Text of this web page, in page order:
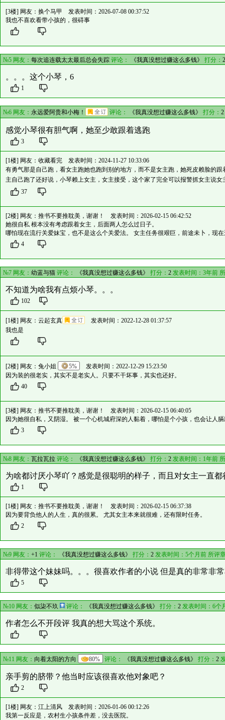
[3楼] 网友： 换个马甲
发表时间：2026-07-08 00:37:52
我也不喜欢看带小孩的，很碍事
№5 网友： 每次追连载太太最后总会失踪 评论： 《我真没想过赚这么多钱》 打分： 2
。。。这个小琴，6
1
№6 网友： 永远爱阿贵和小梅！ 评论： 《我真没想过赚这么多钱》 打分： 2
感觉小琴很有胆气啊，她至少敢跟着逃跑
3
[1楼] 网友： 收藏看完 发表时间：2024-11-27 10:33:06
有勇气那是自己跑，看女主跑她也跑到别的地方，而不是女主跑，她死皮赖脸的
主自己跑了还好说，小琴赖上女主，女主接受，这个家了完全可以报警抓女主说
37
[2楼] 网友： 推书不要推耽美，谢谢！
发表时间：2026-02-15 06:42:52
她很自私 根本没有考虑跟着女主，后面两人怎么过日子。
哪怕现在流行关爱妹宝，也不是这么个关爱法。 女主任务很艰巨，前途未卜，现
4
№7 网友： 幼蓝与猫 评论： 《我真没想过赚这么多钱》 打分： 2 发表时间：3年前
不知道为啥我有点烦小琴。。。
102
[1楼] 网友： 云起玄真
发表时间：2022-12-28 01:37:57
我也是
[2楼] 网友： 兔小姐 5%
发表时间：2022-12-29 15:23:50
因为装的很老实，其实不是老实人。只要不干坏事，其实也还好。
40
[3楼] 网友： 推书不要推耽美，谢谢！
发表时间：2026-02-15 06:40:05
因为她很自私，又阴湿。 被一个心机城府深的人黏着，哪怕是个小孩，也会让人
3
№8 网友： 瓦拉瓦拉 评论： 《我真没想过赚这么多钱》 打分： 2 发表时间：1年前
为啥都讨厌小琴吖？感觉是很聪明的样子，而且对女主一直都
1
[1楼] 网友： 推书不要推耽美，谢谢！
发表时间：2026-02-15 06:37:38
因为要背负他人的人生，真的很累。 尤其女主本来就很难，还有限时任务。
2
№9 网友： +1 评论： 《我真没想过赚这么多钱》 打分： 2 发表时间：5个月前 所评
非得带这个妹妹吗。。。很喜欢作者的小说 但是真的非常非
5
№10 网友： 似柒不玖 评论： 《我真没想过赚这么多钱》 打分： 2发表时间：6个
作者怎么不开段评 我真的想大骂这个系统。
№11 网友： 向着太阳的方向 80% 评论： 《我真没想过赚这么多钱》 打分： 2
亲手剪的脐带？他当时应该很喜欢他对象吧？
2
[1楼] 网友： 江上清风 发表时间：2026-01-06 00:12:26
我第一反应是，农村生小孩条件差，没去医院。